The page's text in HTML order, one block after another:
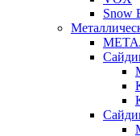
Snow